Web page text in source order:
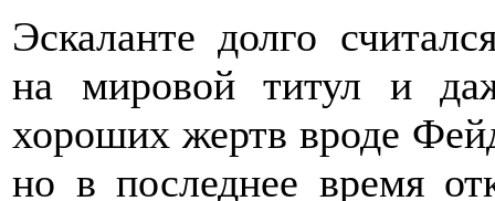
Эскаланте долго
на мировой титул и
хороших жертв вроде
но в последнее время